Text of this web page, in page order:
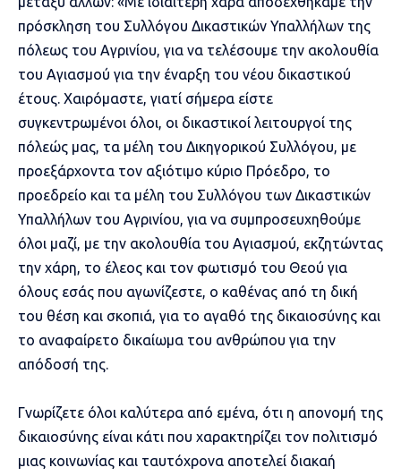
πρόσκληση του Συλλόγου Δικαστικών Υπαλλήλων της
πόλεως του Αγρινίου, για να τελέσουμε την ακολουθία
του Αγιασμού για την έναρξη του νέου δικαστικού
έτους. Χαιρόμαστε, γιατί σήμερα είστε
συγκεντρωμένοι όλοι, οι δικαστικοί λειτουργοί της
πόλεώς μας, τα μέλη του Δικηγορικού Συλλόγου, με
προεξάρχοντα τον αξιότιμο κύριο Πρόεδρο, το
προεδρείο και τα μέλη του Συλλόγου των Δικαστικών
Υπαλλήλων του Αγρινίου, για να συμπροσευχηθούμε
όλοι μαζί, με την ακολουθία του Αγιασμού, εκζητώντας
την χάρη, το έλεος και τον φωτισμό του Θεού για
όλους εσάς που αγωνίζεστε, ο καθένας από τη δική
του θέση και σκοπιά, για το αγαθό της δικαιοσύνης και
το αναφαίρετο δικαίωμα του ανθρώπου για την
απόδοσή της.
Γνωρίζετε όλοι καλύτερα από εμένα, ότι η απονομή της
δικαιοσύνης είναι κάτι που χαρακτηρίζει τον πολιτισμό
μιας κοινωνίας και ταυτόχρονα αποτελεί διακαή